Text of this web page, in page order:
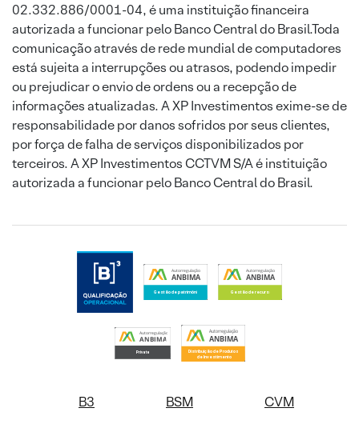
02.332.886/0001-04, é uma instituição financeira
autorizada a funcionar pelo Banco Central do Brasil.Toda
comunicação através de rede mundial de computadores
está sujeita a interrupções ou atrasos, podendo impedir
ou prejudicar o envio de ordens ou a recepção de
informações atualizadas. A XP Investimentos exime-se de
responsabilidade por danos sofridos por seus clientes,
por força de falha de serviços disponibilizados por
terceiros. A XP Investimentos CCTVM S/A é instituição
autorizada a funcionar pelo Banco Central do Brasil.
B3 BSM CVM